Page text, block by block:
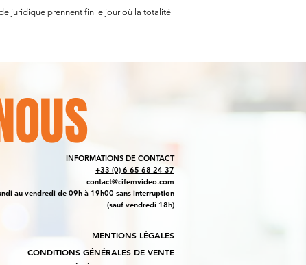
juridique prennent fin le jour où la totalité
INFORMATIONS DE CONTACT
+33 (0) 6 65 68 24 37
contact@cifemvideo.com
au vendredi de 09h à 19h00 sans interruption
(sauf vendredi 18h)
MENTIONS LÉGALES
CONDITIONS GÉNÉRALES DE VENTE